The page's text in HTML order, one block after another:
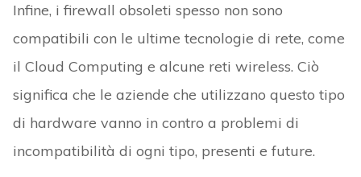
Infine, i firewall obsoleti spesso non sono
compatibili con le ultime tecnologie di rete, come
il Cloud Computing e alcune reti wireless. Ciò
significa che le aziende che utilizzano questo tipo
di hardware vanno in contro a problemi di
incompatibilità di ogni tipo, presenti e future.